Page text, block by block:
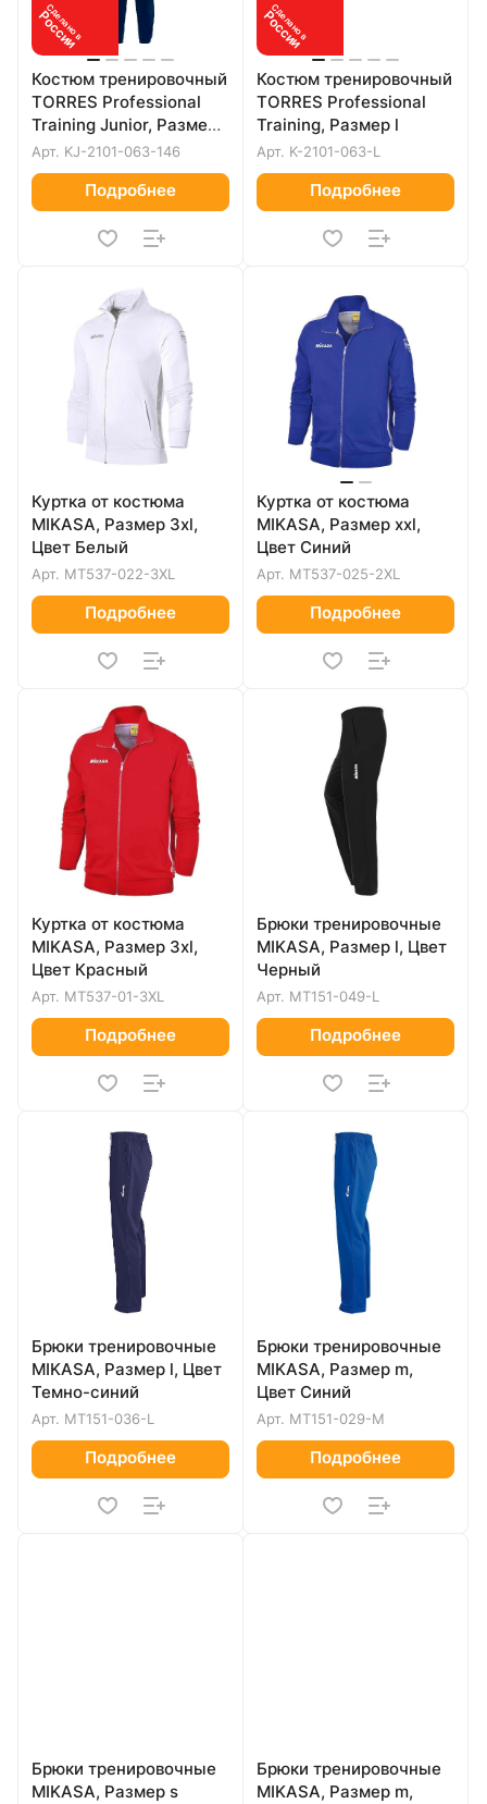
Сделано в
России
Костюм тренировочный
TORRES Professional
Training Junior, Размер
146 см
Арт. KJ-2101-063-146
Подробнее
Сделано в
России
Костюм тренировочный
TORRES Professional
Training, Размер l
Арт. K-2101-063-L
Подробнее
Куртка от костюма
MIKASA, Размер 3xl,
Цвет Белый
Арт. MT537-022-3XL
Подробнее
Куртка от костюма
MIKASA, Размер xxl,
Цвет Синий
Арт. MT537-025-2XL
Подробнее
Куртка от костюма
MIKASA, Размер 3xl,
Цвет Красный
Арт. MT537-01-3XL
Подробнее
Брюки тренировочные
MIKASA, Размер l, Цвет
Черный
Арт. MT151-049-L
Подробнее
Брюки тренировочные
MIKASA, Размер l, Цвет
Темно-синий
Арт. MT151-036-L
Подробнее
Брюки тренировочные
MIKASA, Размер m,
Цвет Синий
Арт. MT151-029-M
Подробнее
Брюки тренировочные
MIKASA, Размер s
Брюки тренировочные
MIKASA, Размер m,